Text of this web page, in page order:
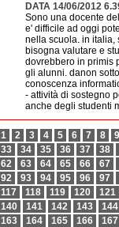
DATA 14/06/2012
Sono una docente
e' difficile ad oggi
nella scuola. in italia,
bisogna valutare e
dovrebbero in primis
gli alunni. danon
conoscenza
- attività di sostegno
anche degli studenti
1 2 3 4 5 6 7 8 9
33
34 35 36 37 38
62
63 64 65 66 67
92
93 94 95 96 97
117
118 119 120 121
140
141 142 143 144
163
164 165 166 167